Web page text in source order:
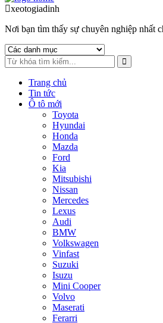
to
toxeotogiadinh
Nơi bạn tìm thấy sự chuyên nghiệp nhất
Trang chủ
Tin tức
Ô tô mới
Toyota
Hyundai
Honda
Mazda
Ford
Kia
Mitsubishi
Nissan
Mercedes
Lexus
Audi
BMW
Volkswagen
Vinfast
Suzuki
Isuzu
Mini Cooper
Volvo
Maserati
Ferarri